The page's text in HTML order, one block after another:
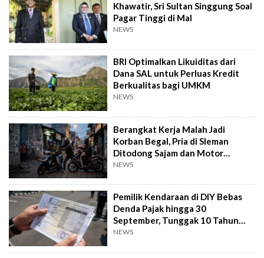
Khawatir, Sri Sultan Singgung Soal
Pagar Tinggi di Mal
NEWS
BRI Optimalkan Likuiditas dari
Dana SAL untuk Perluas Kredit
Berkualitas bagi UMKM
NEWS
Berangkat Kerja Malah Jadi
Korban Begal, Pria di Sleman
Ditodong Sajam dan Motor
Digasak
NEWS
Pemilik Kendaraan di DIY Bebas
Denda Pajak hingga 30
September, Tunggak 10 Tahun
Cukup Bayar 5 Tahun
NEWS